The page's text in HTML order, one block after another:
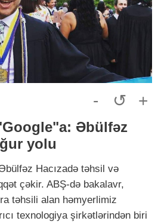
- ↺ +
Əbülfəz
yolu
Hacızadə təhsil və
çəkir. ABŞ-də bakalavr,
təhsili alan həmyerlimiz
texnologiya şirkətlərindən biri